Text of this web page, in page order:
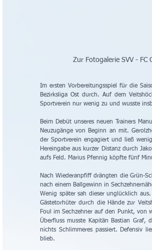
Zur Fotogalerie SVV - FC
Im ersten Vorbereitungsspiel für die
Bezirksliga Ost durch. Auf dem
Sportverein nur wenig zu und wusste
Beim Debüt unseres neuen Trainers
Neuzugänge von Beginn an mit.
der Sportverein engagiert und ließ
Hereingabe aus kurzer Distanz durch
aufs Feld. Marius Pfennig köpfte fünf
Nach Wiederanpfiff drängten die Grün-
nach einem Ballgewinn in
Wenig später sah dieser unglücklich
Gästetorhüter durch die Hände zur
Foul im Sechzehner auf den Punkt, von
Überfluss musste Kapitän Bastian
nichts Schlimmeres passiert. Defensiv
blieb.